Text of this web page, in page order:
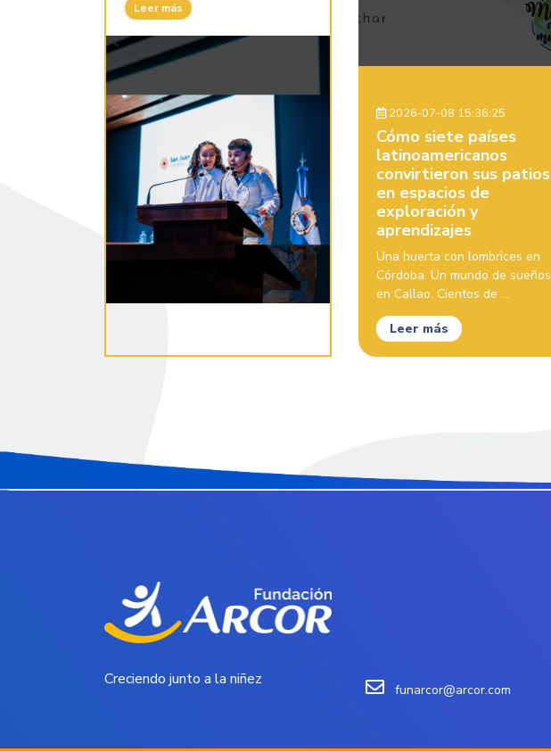
Leer más
2026-07-08 15:36:25
Cómo siete países
latinoamericanos
convirtieron sus patios
en espacios de
exploración y
aprendizajes
Una huerta con lombrices en
Córdoba. Un mundo de sueños
en Callao. Cientos de ...
Leer más
Creciendo junto a la niñez
funarcor@arcor.com